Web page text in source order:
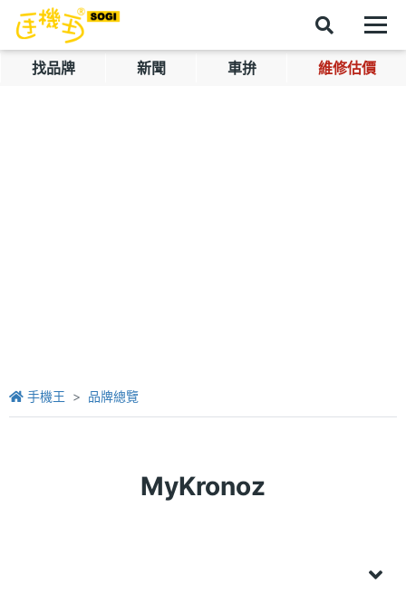
找品牌 新聞 車拚 維修估價
手機王 品牌總覽
MyKronoz